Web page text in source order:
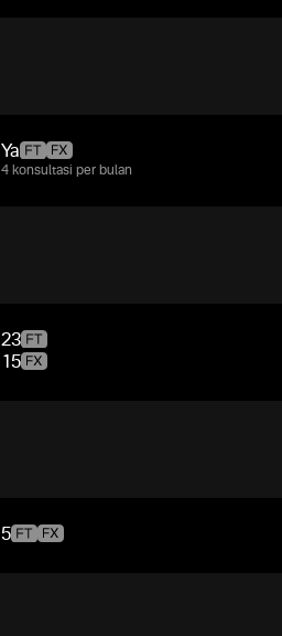
Ya
4 konsultasi per bulan
23
15
5